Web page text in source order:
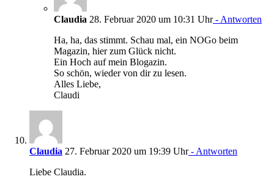
Claudia 28. Februar 2020 um 10:31 Uhr- Antworten
Ha, ha, das stimmt. Schau mal, ein NOGo beim
Magazin, hier zum Glück nicht.
Ein Hoch auf mein Blogazin.
So schön, wieder von dir zu lesen.
Alles Liebe,
Claudi
Claudia 27. Februar 2020 um 19:39 Uhr- Antworten
Liebe Claudia.